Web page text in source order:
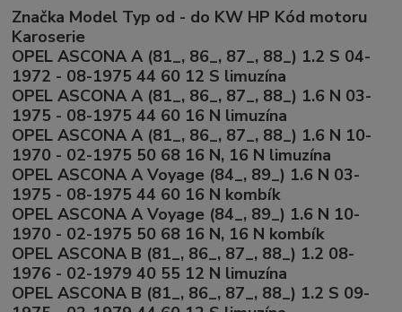
Značka Model Typ od - do KW HP Kód motoru
Karoserie
OPEL ASCONA A (81_, 86_, 87_, 88_) 1.2 S 04-
1972 - 08-1975 44 60 12 S limuzína
OPEL ASCONA A (81_, 86_, 87_, 88_) 1.6 N 03-
1975 - 08-1975 44 60 16 N limuzína
OPEL ASCONA A (81_, 86_, 87_, 88_) 1.6 N 10-
1970 - 02-1975 50 68 16 N, 16 N limuzína
OPEL ASCONA A Voyage (84_, 89_) 1.6 N 03-
1975 - 08-1975 44 60 16 N kombík
OPEL ASCONA A Voyage (84_, 89_) 1.6 N 10-
1970 - 02-1975 50 68 16 N, 16 N kombík
OPEL ASCONA B (81_, 86_, 87_, 88_) 1.2 08-
1976 - 02-1979 40 55 12 N limuzína
OPEL ASCONA B (81_, 86_, 87_, 88_) 1.2 S 09-